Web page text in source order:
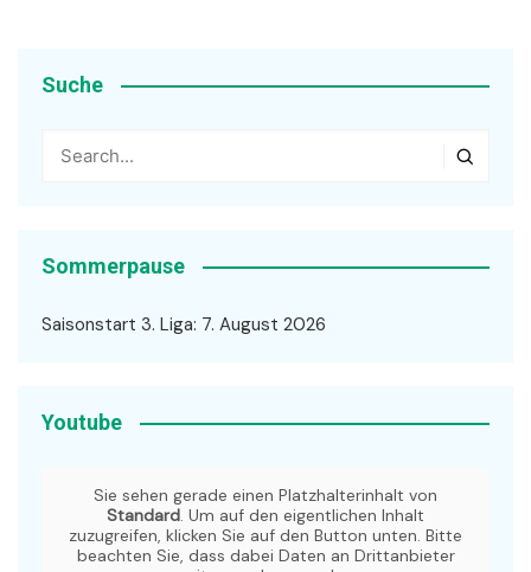
Suche
Sommerpause
Saisonstart 3. Liga: 7. August 2026
Youtube
Sie sehen gerade einen Platzhalterinhalt von
Standard. Um auf den eigentlichen Inhalt
zuzugreifen, klicken Sie auf den Button unten. Bitte
beachten Sie, dass dabei Daten an Drittanbieter